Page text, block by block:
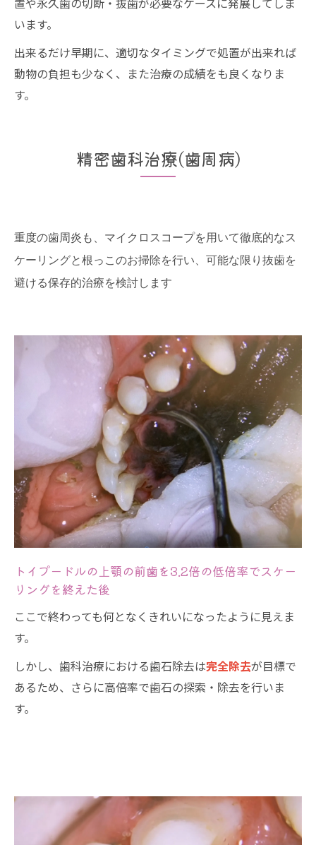
います。
出来るだけ早期に、適切なタイミングで処置が出来れば
動物の負担も少なく、また治療の成績をも良くなりま
す。
精密歯科治療(歯周病)
重度の歯周炎も、マイクロスコープを用いて徹底的なス
ケーリングと根っこのお掃除を行い、可能な限り抜歯を
避ける保存的治療を検討します
トイプードルの上顎の前歯を3.2倍の低倍率でスケー
リングを終えた後
ここで終わっても何となくきれいになったように見えま
す。
しかし、歯科治療における歯石除去は完全除去が目標で
あるため、さらに高倍率で歯石の探索・除去を行いま
す。